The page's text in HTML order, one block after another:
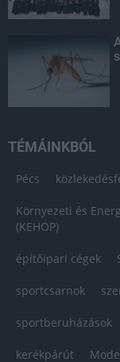
TÉMÁINKBÓL
Pécs
Környezeti és
(KEHOP)
építőipari cégek
sportcsarnok
sportberuházások
kerékpárút